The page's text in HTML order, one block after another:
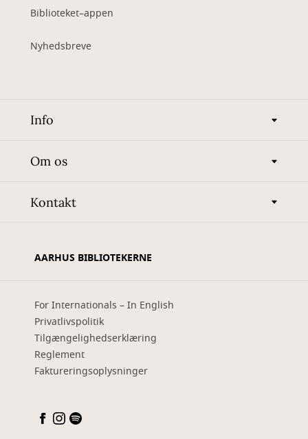
Biblioteket–appen
Nyhedsbreve
Info
Om os
Kontakt
AARHUS BIBLIOTEKERNE
For Internationals – In English
Privatlivspolitik
Tilgængelighedserklæring
Reglement
Faktureringsoplysninger